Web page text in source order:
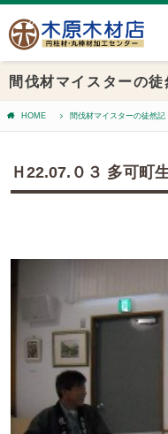
間伐材マイスターの徒
HOME 間伐材マイスターの徒然記
Ｈ22.07.０３ 多可町